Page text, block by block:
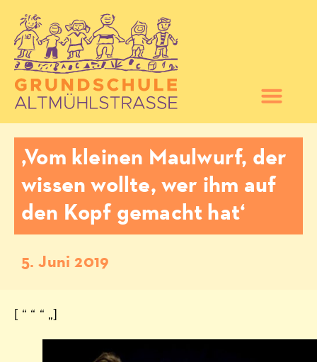
‚Vom kleinen Maulwurf, der
wissen wollte, wer ihm auf
den Kopf gemacht hat‘
5. Juni 2019
[ “ “ “ „]